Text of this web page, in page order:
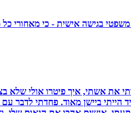
משפטי בגישה אישית - כי
את אשתי, איך פיטרו אולי שלא
הייתי ביישן מאוד. פחדתי